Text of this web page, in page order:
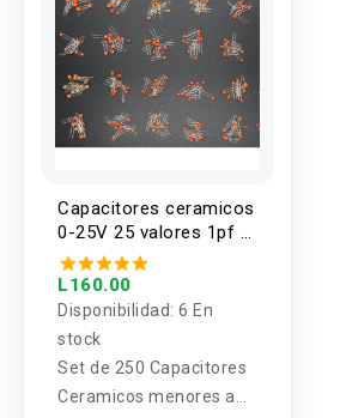
Capacitores ceramicos
0-25V 25 valores 1pf -
100nf (250 unidades)
L160.00
Disponibilidad:6 En
stock
Set de 250 Capacitores
Ceramicos menores a